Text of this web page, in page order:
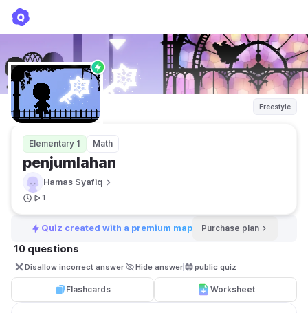
Freestyle
Elementary 1 Math
penjumlahan
Hamas Syafiq
1
Quiz created with a premium map Purchase plan
10 questions
Disallow incorrect answer Hide answer public quiz
Flashcards Worksheet